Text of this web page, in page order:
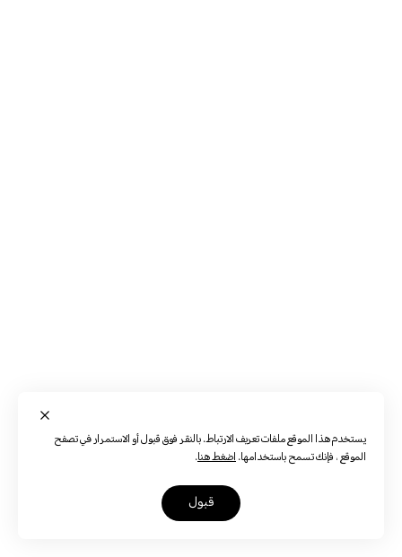
يستخدم هذا الموقع ملفات تعريف الارتباط. بالنقر فوق قبول أو الاستمرار في تصفح
الموقع ، فإنك تسمح باستخدامها.اضغط هنا.
قبول